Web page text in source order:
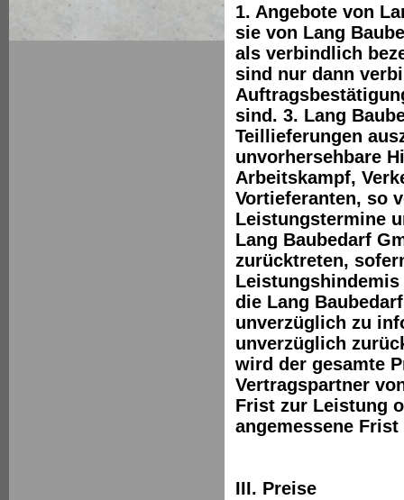
1. Angebote von
sie von Lang
als verbindlich
sind nur dann
sind. 3. Lang
Teillieferungen
unvorhersehbare
Arbeitskampf,
Vortieferanten, so
Leistungstermine
Lang Baubedarf
zurücktreten,
die Lang
unverzüglich zu
unverzüglich
wird der gesamte
Vertragspartner
Frist zur Leistung
angemessene
III. Preise